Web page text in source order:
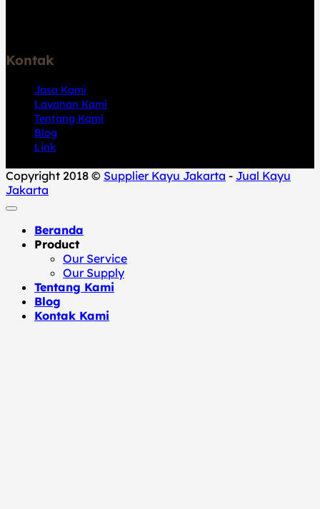
Kontak
Jasa Kami
Layanan Kami
Tentang Kami
Blog
Link
Copyright 2018 © Supplier Kayu Jakarta - Jual Kayu
Jakarta
Beranda
Product
Our Service
Our Supply
Tentang Kami
Blog
Kontak Kami